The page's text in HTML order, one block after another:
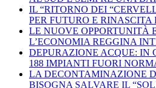
IL “RITORNO DEI
PER FUTURO E
LE NUOVE OPPORTUNITÀ
L’ECONOMIA REGGINA
DEPURAZIONE ACQUE: IN
188 IMPIANTI FUORI
LA DECONTAMINAZIONE
BISOGNA SALVARE IL